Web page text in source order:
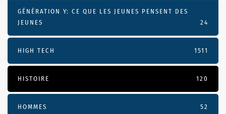
GÉNÉRATION Y: CE QUE LES JEUNES PENSENT DES
JEUNES
24
HIGH TECH 1511
HISTOIRE 120
HOMMES 52